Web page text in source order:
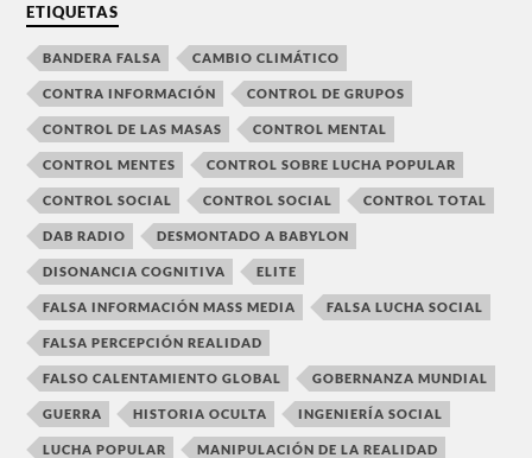
ETIQUETAS
BANDERA FALSA CAMBIO CLIMÁTICO
CONTRA INFORMACIÓN CONTROL DE GRUPOS
CONTROL DE LAS MASAS CONTROL MENTAL
CONTROL MENTES CONTROL SOBRE LUCHA POPULAR
CONTROL SOCIAL CONTROL SOCIAL CONTROL TOTAL
DAB RADIO DESMONTADO A BABYLON
DISONANCIA COGNITIVA ELITE
FALSA INFORMACIÓN MASS MEDIA FALSA LUCHA SOCIAL
FALSA PERCEPCIÓN REALIDAD
FALSO CALENTAMIENTO GLOBAL GOBERNANZA MUNDIAL
GUERRA HISTORIA OCULTA INGENIERÍA SOCIAL
LUCHA POPULAR MANIPULACIÓN DE LA REALIDAD